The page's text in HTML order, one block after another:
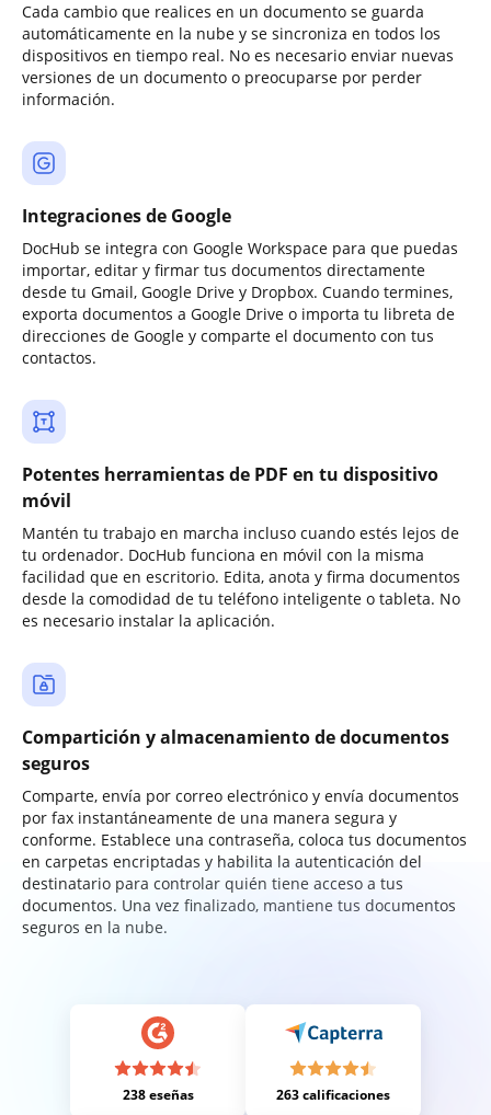
Cada cambio que realices en un documento se guarda
automáticamente en la nube y se sincroniza en todos los
dispositivos en tiempo real. No es necesario enviar nuevas
versiones de un documento o preocuparse por perder
información.
Integraciones de Google
DocHub se integra con Google Workspace para que puedas
importar, editar y firmar tus documentos directamente
desde tu Gmail, Google Drive y Dropbox. Cuando termines,
exporta documentos a Google Drive o importa tu libreta de
direcciones de Google y comparte el documento con tus
contactos.
Potentes herramientas de PDF en tu dispositivo
móvil
Mantén tu trabajo en marcha incluso cuando estés lejos de
tu ordenador. DocHub funciona en móvil con la misma
facilidad que en escritorio. Edita, anota y firma documentos
desde la comodidad de tu teléfono inteligente o tableta. No
es necesario instalar la aplicación.
Compartición y almacenamiento de documentos
seguros
Comparte, envía por correo electrónico y envía documentos
por fax instantáneamente de una manera segura y
conforme. Establece una contraseña, coloca tus documentos
en carpetas encriptadas y habilita la autenticación del
destinatario para controlar quién tiene acceso a tus
documentos. Una vez finalizado, mantiene tus documentos
seguros en la nube.
238 eseñas 263 calificaciones